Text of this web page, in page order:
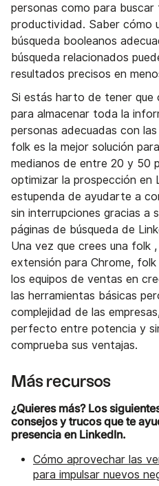
personas como para
productividad. Saber cómo
búsqueda booleanos
búsqueda relacionados
resultados precisos en
Si estás harto de tener
para almacenar toda la
personas adecuadas con
folk es la mejor solución
medianos de entre 20 y 50
optimizar la prospección en
estupenda de ayudarte a
sin interrupciones gracias a
páginas de búsqueda de
Una vez que crees una folk
extensión para Chrome,
los equipos de ventas en
las herramientas básicas
complejidad de las
perfecto entre potencia y
comprueba sus ventajas.
Más recursos
¿Quieres más? Los
consejos y trucos que te
presencia en LinkedIn.
Cómo aprovechar las
para impulsar nuevos